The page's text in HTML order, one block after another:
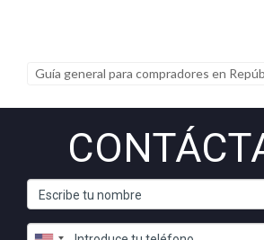
Guía general para compradores en